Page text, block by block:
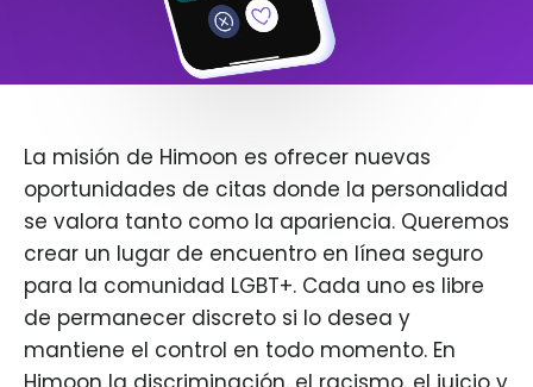
La misión de Himoon es ofrecer nuevas
oportunidades de citas donde la personalidad
se valora tanto como la apariencia. Queremos
crear un lugar de encuentro en línea seguro
para la comunidad LGBT+. Cada uno es libre
de permanecer discreto si lo desea y
mantiene el control en todo momento. En